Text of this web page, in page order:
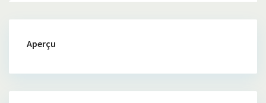
Aperçu